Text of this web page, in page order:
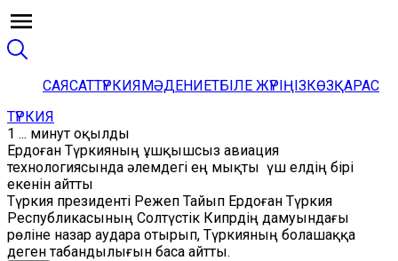
САЯСАТТҮРКИЯМӘДЕНИЕТБІЛЕ ЖҮРІҢІЗКӨЗҚАРАС
ТҮРКИЯ
1 ... минут оқылды
Ердоған Түркияның ұшқышсыз авиация
технологиясында әлемдегі ең мықты үш елдің бірі
екенін айтты
Түркия президенті Режеп Тайып Ердоған Түркия
Республикасының Солтүстік Кипрдің дамуындағы
рөліне назар аудара отырып, Түркияның болашаққа
деген табандылығын баса айтты.